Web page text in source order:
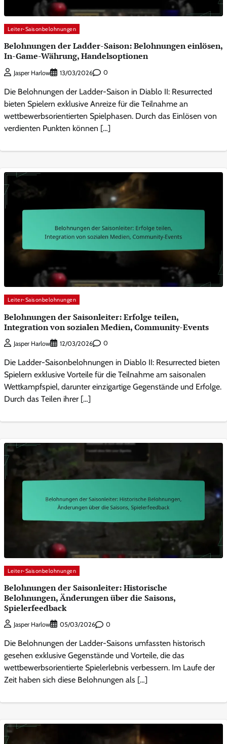
Leiter-Saisonbelohnungen
Belohnungen der Ladder-Saison: Belohnungen einlösen,
In-Game-Währung, Handelsoptionen
Jasper Harlow 13/03/2026 0
Die Belohnungen der Ladder-Saison in Diablo II: Resurrected
bieten Spielern exklusive Anreize für die Teilnahme an
wettbewerbsorientierten Spielphasen. Durch das Einlösen von
verdienten Punkten können […]
Leiter-Saisonbelohnungen
Belohnungen der Saisonleiter: Erfolge teilen,
Integration von sozialen Medien, Community-Events
Jasper Harlow 12/03/2026 0
Die Ladder-Saisonbelohnungen in Diablo II: Resurrected bieten
Spielern exklusive Vorteile für die Teilnahme am saisonalen
Wettkampfspiel, darunter einzigartige Gegenstände und Erfolge.
Durch das Teilen ihrer […]
Leiter-Saisonbelohnungen
Belohnungen der Saisonleiter: Historische
Belohnungen, Änderungen über die Saisons,
Spielerfeedback
Jasper Harlow 05/03/2026 0
Die Belohnungen der Ladder-Saisons umfassten historisch
gesehen exklusive Gegenstände und Vorteile, die das
wettbewerbsorientierte Spielerlebnis verbessern. Im Laufe der
Zeit haben sich diese Belohnungen als […]